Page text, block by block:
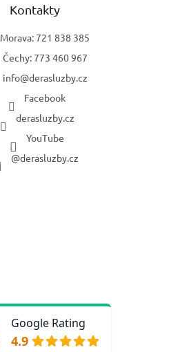
Kontakty
Morava: 721 838 385
Čechy: 773 460 967
info@derasluzby.cz
Facebook
derasluzby.cz
YouTube
@derasluzby.cz